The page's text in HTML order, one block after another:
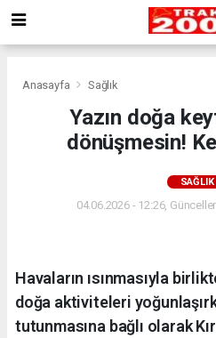
Anasayfa Sağlık
Yazın doğa
dönüşmesin!
SAĞLIK
04.06.2026 - 12:26,
Havaların ısınmasıyla
doğa aktiviteleri
tutunmasına bağlı olarak